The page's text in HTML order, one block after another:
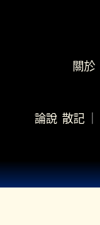
關於
論說 散記 ｜